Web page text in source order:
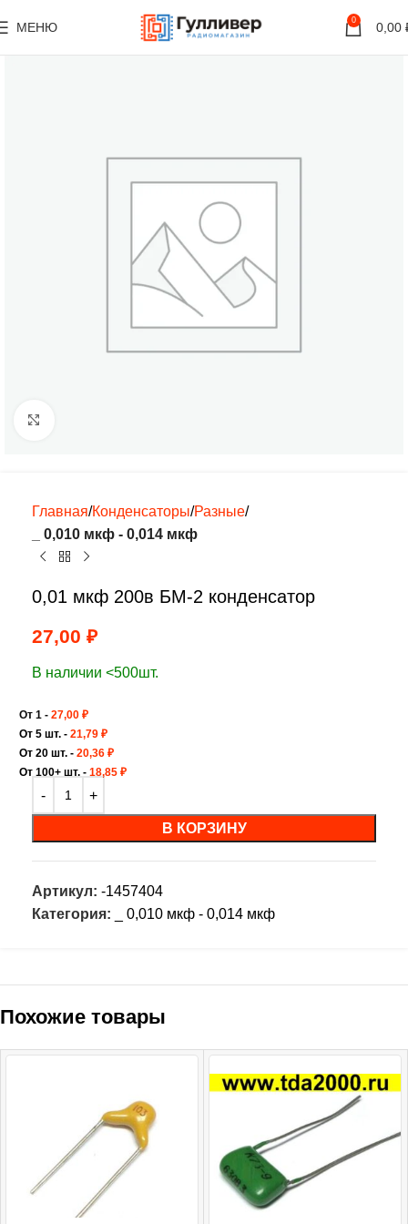
МЕНЮ 0 0,00
Главная Конденсаторы Разные
_ 0,010 мкф - 0,014 мкф
0,01 мкф 200в БМ-2 конденсатор
27,00 ₽
В наличии <500шт.
От 1 - 27,00 ₽
От 5 шт. - 21,79 ₽
От 20 шт. - 20,36 ₽
От 100+ шт. - 18,85 ₽
В КОРЗИНУ
Артикул: -1457404
Категория:
_ 0,010 мкф - 0,014 мкф
Похожие товары